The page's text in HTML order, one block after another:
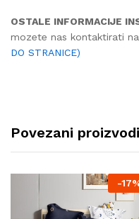
OSTALE INFORMACIJE
mozete nas kontaktirati
DO STRANICE)
Povezani proizvodi
-